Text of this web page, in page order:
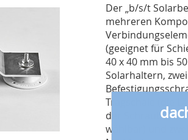
Der „b/s/t
mehreren
(geeignet für
40 x 40 mm bis
Solarhaltern, zwei
Tragschale (die
der Schrauben
wählbar) und